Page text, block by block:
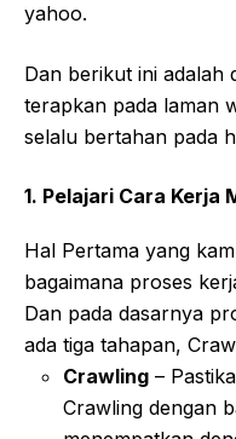
yahoo.
Dan berikut ini adalah
terapkan pada laman
selalu bertahan pada
1. Pelajari Cara Kerja
Hal Pertama yang
bagaimana proses
Dan pada dasarnya
ada tiga tahapan,
Crawling –
Crawling dengan